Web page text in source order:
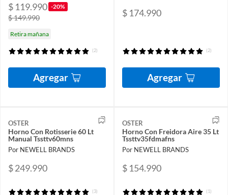
$ 119.990 -20%
$ 149.990
Retira mañana
(2)
Agregar
$ 174.990
(2)
Agregar
OSTER
Horno Con Rotisserie 60 Lt
Manual Tssttv60mns
Por NEWELL BRANDS
$ 249.990
(3)
OSTER
Horno Con Freidora Aire 35 Lt
Tssttv35fdmafns
Por NEWELL BRANDS
$ 154.990
(1)